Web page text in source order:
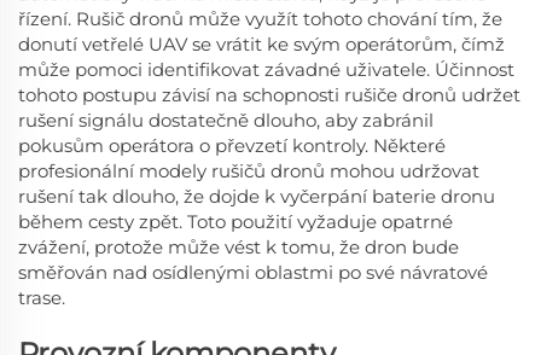
řízení. Rušič dronů může využít tohoto chování tím, že
donutí vetřelé UAV se vrátit ke svým operátorům, čímž
může pomoci identifikovat závadné uživatele. Účinnost
tohoto postupu závisí na schopnosti rušiče dronů udržet
rušení signálu dostatečně dlouho, aby zabránil
pokusům operátora o převzetí kontroly. Některé
profesionální modely rušičů dronů mohou udržovat
rušení tak dlouho, že dojde k vyčerpání baterie dronu
během cesty zpět. Toto použití vyžaduje opatrné
zvážení, protože může vést k tomu, že dron bude
směřován nad osídlenými oblastmi po své návratové
trase.